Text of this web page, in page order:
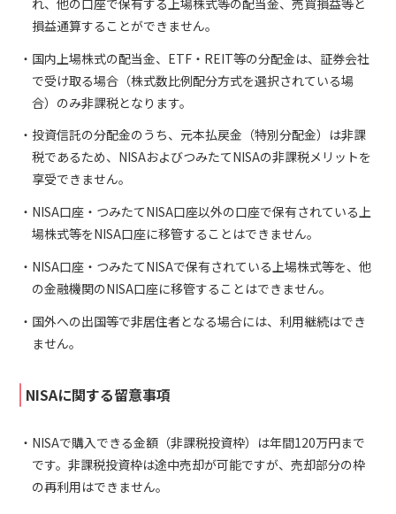
損益通算することができません。
国内上場株式の配当金、ETF・REIT等の分配金は、証券会社
で受け取る場合（株式数比例配分方式を選択されている場
合）のみ非課税となります。
投資信託の分配金のうち、元本払戻金（特別分配金）は非課
税であるため、NISAおよびつみたてNISAの非課税メリットを
享受できません。
NISA口座・つみたてNISA口座以外の口座で保有されている上
場株式等をNISA口座に移管することはできません。
NISA口座・つみたてNISAで保有されている上場株式等を、他
の金融機関のNISA口座に移管することはできません。
国外への出国等で非居住者となる場合には、利用継続はでき
ません。
NISAに関する留意事項
NISAで購入できる金額（非課税投資枠）は年間120万円まで
です。非課税投資枠は途中売却が可能ですが、売却部分の枠
の再利用はできません。